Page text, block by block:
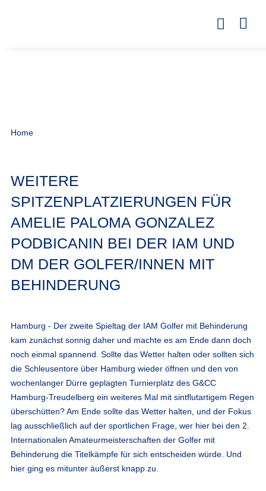
Home
WEITERE
SPITZENPLATZIERUNGEN FÜR
AMELIE PALOMA GONZALEZ
PODBICANIN BEI DER IAM UND
DM DER GOLFER/INNEN MIT
BEHINDERUNG
Hamburg - Der zweite Spieltag der IAM Golfer mit Behinderung
kam zunächst sonnig daher und machte es am Ende dann doch
noch einmal spannend. Sollte das Wetter halten oder sollten sich
die Schleusentore über Hamburg wieder öffnen und den von
wochenlanger Dürre geplagten Turnierplatz des G&CC
Hamburg-Treudelberg ein weiteres Mal mit sintflutartigem Regen
überschütten? Am Ende sollte das Wetter halten, und der Fokus
lag ausschließlich auf der sportlichen Frage, wer hier bei den 2.
Internationalen Amateurmeisterschaften der Golfer mit
Behinderung die Titelkämpfe für sich entscheiden würde. Und
hier ging es mitunter äußerst knapp zu.